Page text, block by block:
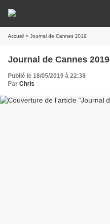
Accueil » Journal de Cannes 2019
Journal de Cannes 2019
Publié le 18/05/2019 à 22:38
Par Chris